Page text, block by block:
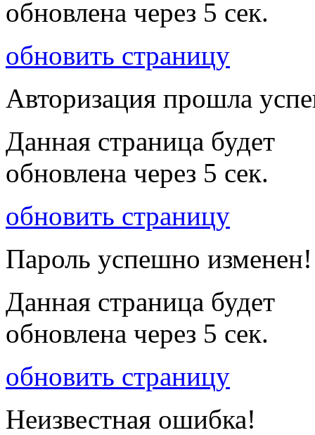
обновлена через 5 сек.
обновить страницу
Авторизация прошла
Данная страница будет
обновлена через 5 сек.
обновить страницу
Пароль успешно изменен!
Данная страница будет
обновлена через 5 сек.
обновить страницу
Неизвестная ошибка!